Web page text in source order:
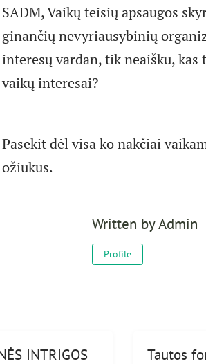
SADM, Vaikų teisių apsaugos
ginančių nevyriausybinių
interesų vardan, tik neaišku,
vaikų interesai?
Pasekit dėl visa ko nakčiai
ožiukus.
Written byAdmin
Profile
INTRIGOS Tautos